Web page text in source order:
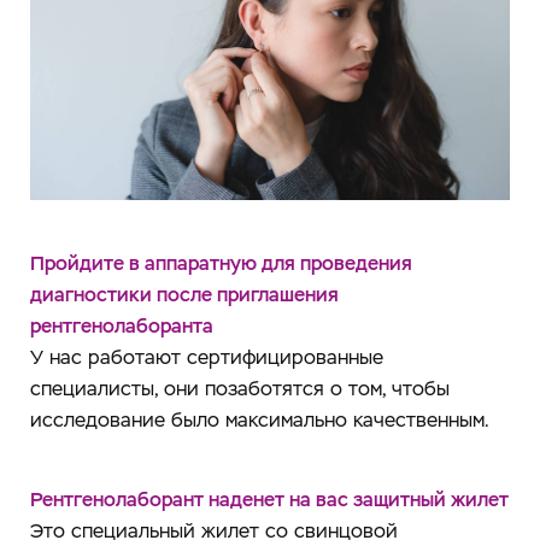
Пройдите в аппаратную для проведения
диагностики после приглашения
рентгенолаборанта
У нас работают сертифицированные
специалисты, они позаботятся о том, чтобы
исследование было максимально качественным.
Рентгенолаборант наденет на вас защитный жилет
Это специальный жилет со свинцовой